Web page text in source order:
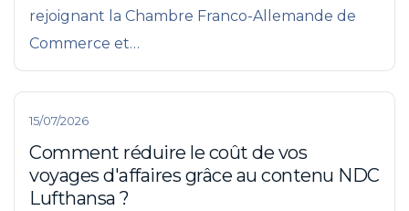
rejoignant la Chambre Franco-Allemande de
Commerce et…
15/07/2026
Comment réduire le coût de vos
voyages d'affaires grâce au contenu NDC
Lufthansa ?